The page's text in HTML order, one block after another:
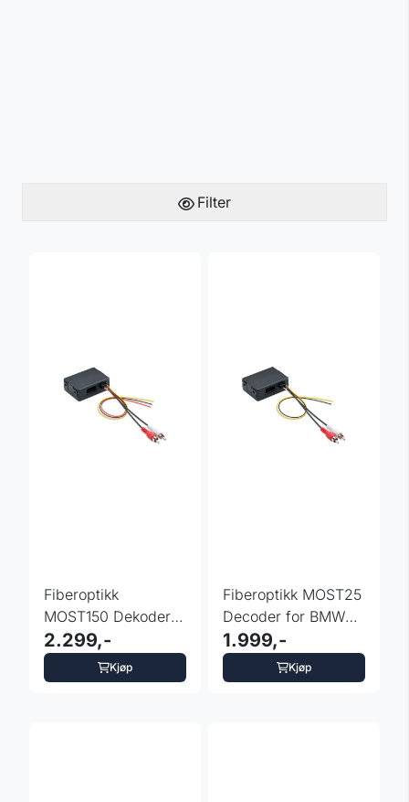
Filter
Fiberoptikk
MOST150 Dekoder
for VW Dynaudio
2015–2020
2.299,-
Kjøp
Fiberoptikk MOST25
Decoder for BMW
E60 E65 E66
1.999,-
Kjøp